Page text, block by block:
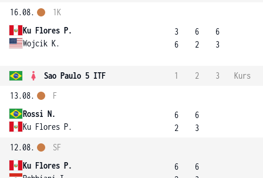
16.08.
Ku Flores P.
Wojcik K.
1K
3
6
6
2
6
3
Sao Paulo 5 ITF 1 2 3
Kurs
13.08.
Rossi N.
Ku Flores P.
F
6
2
6
3
12.08.
Ku Flores P.
SF
6
6